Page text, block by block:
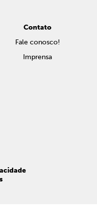
Contato
Fale conosco!
Imprensa